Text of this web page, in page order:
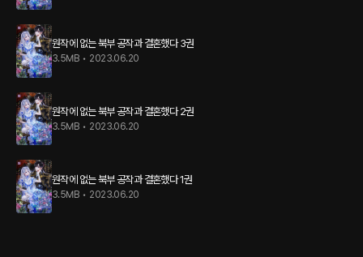
원작에 없는 북부 공작과 결혼했다 3권
3.5MB • 2023.06.20
원작에 없는 북부 공작과 결혼했다 2권
3.5MB • 2023.06.20
원작에 없는 북부 공작과 결혼했다 1권
3.5MB • 2023.06.20